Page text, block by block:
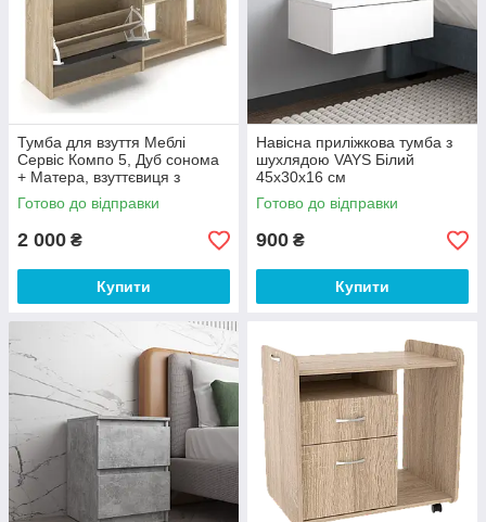
Тумба для взуття Меблі
Сервіс Компо 5, Дуб сонома
+ Матера, взуттєвиця з
полицями для зберігання
взуття, тумба в передпокій
Готово до відправки
2 000 ₴
Купити
Навісна приліжкова тумба з
шухлядою VAYS Білий
45х30х16 см
Готово до відправки
900 ₴
Купити